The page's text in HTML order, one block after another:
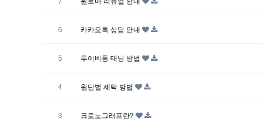
6 카카오톡 상담 안내
5 루이비통 태닝 방법
4 원단별 세탁 방법
3 크로노그래프란?